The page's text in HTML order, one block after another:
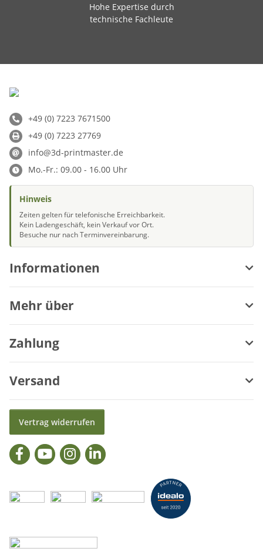
Hohe Expertise durch
technische Fachleute
+49 (0) 7223 7671500
+49 (0) 7223 27769
info@3d-printmaster.de
Mo.-Fr.: 09.00 - 16.00 Uhr
Hinweis
Zeiten gelten für telefonische Erreichbarkeit.
Kein Ladengeschäft, kein Verkauf vor Ort.
Besuche nur nach Terminvereinbarung.
Informationen
Mehr über
Zahlung
Versand
Vertrag widerrufen